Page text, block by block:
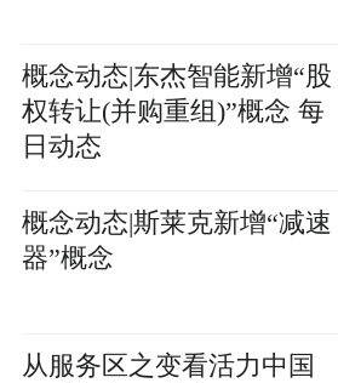
概念动态|东杰智能新增“股
权转让(并购重组)”概念 每
日动态
概念动态|斯莱克新增“减速
器”概念
从服务区之变看活力中国